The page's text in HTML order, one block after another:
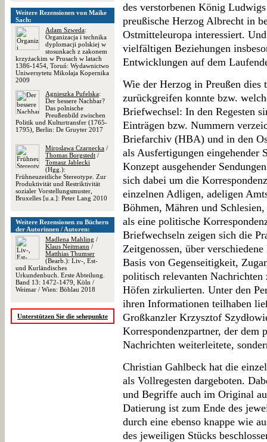
Weitere Rezensionen von Maike
Sach:
Adam Szweda:
Organizacja i technika
dyplomacji polskiej w
stosunkach z zakonem
krzyżackim w Prusach w latach
1386-1454, Toruń: Wydawnictwo
Uniwersytetu Mikołaja Kopernika
2009
Agnieszka Pufelska:
Der bessere Nachbar?
Das polnische
Preußenbild zwischen
Politik und Kulturtransfer (1765-
1795), Berlin: De Gruyter 2017
Miroslawa Czarnecka /
Thomas Borgstedt /
Tomasz Jablecki
(Hgg.):
Frühneuzeitliche Stereotype. Zur
Produktivität und Restriktivität
sozialer Vorstellungsmuster,
Bruxelles [u.a.]: Peter Lang 2010
Weitere Rezensionen zu Büchern
der Autorinnen / Autoren:
Madlena Mahling /
Klaus Neitmann /
Matthias Thumser
(Bearb.): Liv-, Est-
und Kurländisches
Urkundenbuch. Erste Abteilung.
Band 13: 1472-1479, Köln /
Weimar / Wien: Böhlau 2018
Unterstützen Sie die sehepunkte
des verstorbenen König
preußische Herzog Albrecht in
Ostmitteleuropa interessiert.
vielfältigen Beziehungen
Entwicklungen auf dem
Wie der Herzog in Preußen dies
zurückgreifen konnte bzw.
Briefwechsel: In den Regesten
Einträgen bzw. Nummern
Briefarchiv (HBA) und in den
als Ausfertigungen eingehender
Konzept ausgehender
sich dabei um die
einzelnen Adligen, adeligen
Böhmen, Mähren und
als eine politische
Briefwechseln zeigen sich die
Zeitgenossen, über
Basis von Gegenseitigkeit,
politisch relevanten Nachrichten
Höfen zirkulierten. Unter den
ihren Informationen teilhaben
Großkanzler Krzysztof
Korrespondenzpartner, der dem
Nachrichten weiterleitete,
Christian Gahlbeck hat die
als Vollregesten dargeboten.
und Begriffe auch im Original
Datierung ist zum Ende des
durch eine ebenso knappe wie
des jeweiligen Stücks